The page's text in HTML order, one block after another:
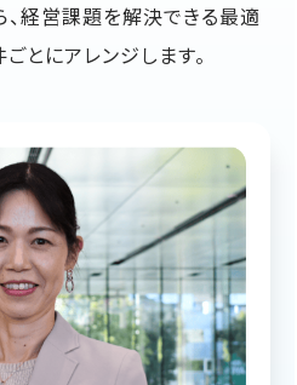
経営課題を解決できる最適
とにアレンジします。